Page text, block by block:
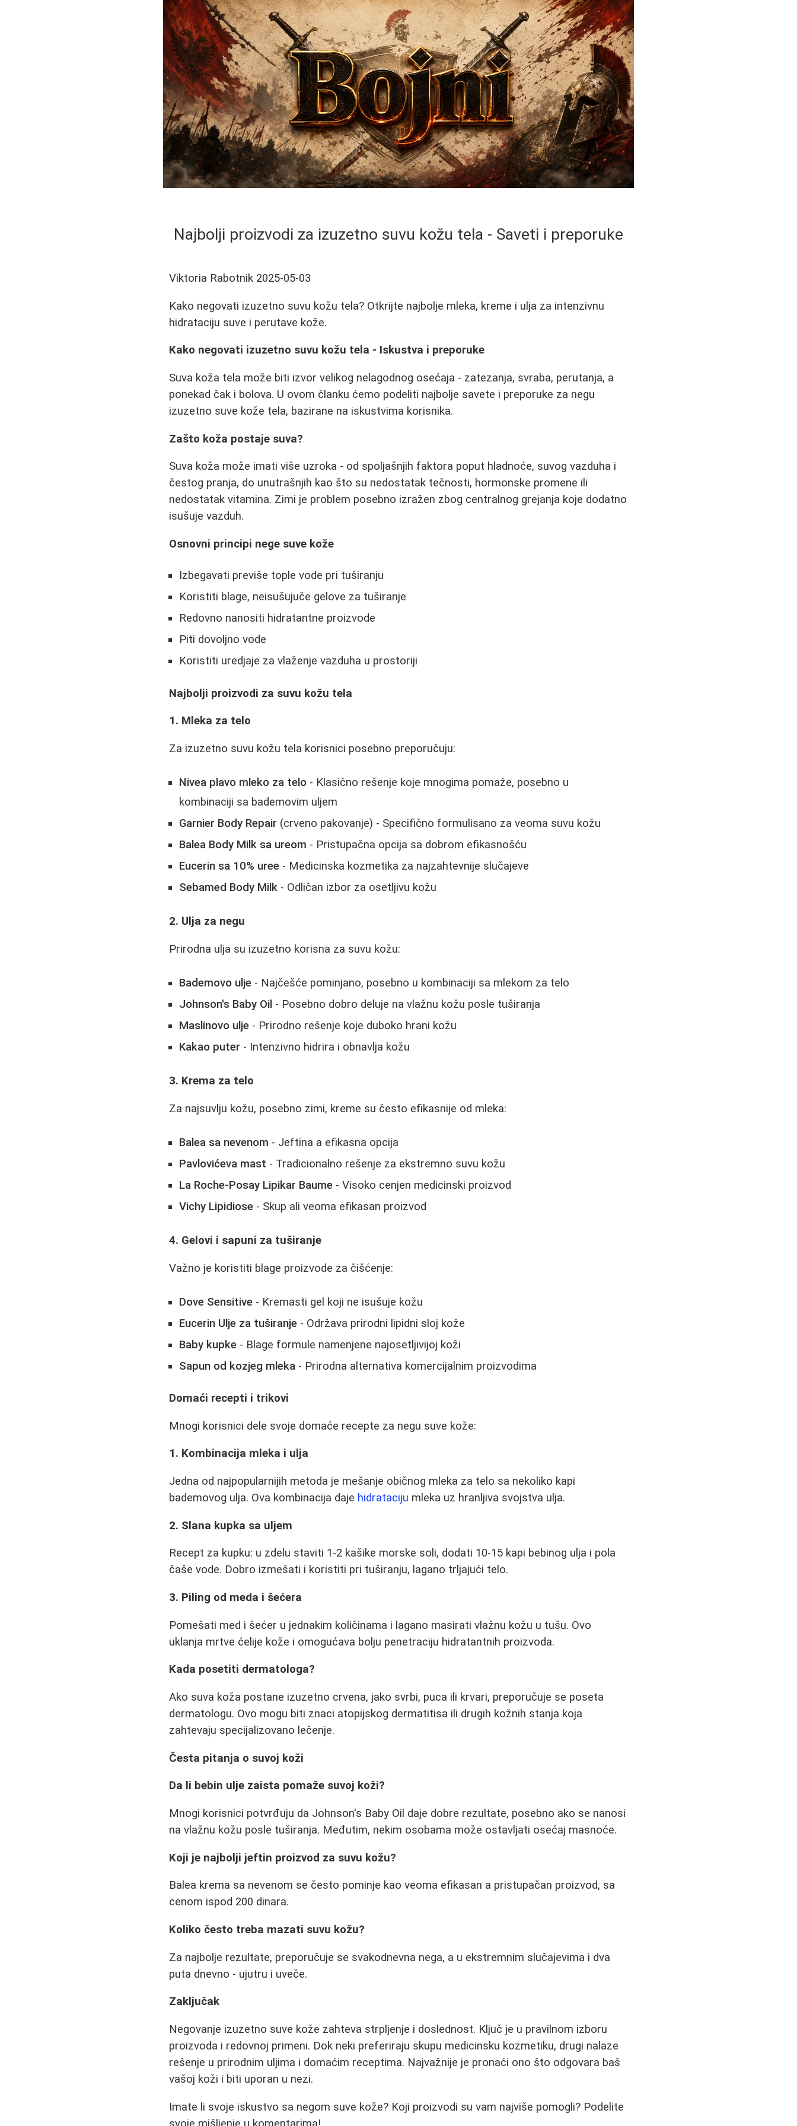
Najbolji proizvodi za izuzetno suvu kožu tela - Saveti i preporuke
Viktoria Rabotnik 2025-05-03
Kako negovati izuzetno suvu kožu tela? Otkrijte najbolje mleka, kreme i ulja za intenzivnu
hidrataciju suve i perutave kože.
Kako negovati izuzetno suvu kožu tela - Iskustva i preporuke
Suva koža tela može biti izvor velikog nelagodnog osećaja - zatezanja, svraba, perutanja, a
ponekad čak i bolova. U ovom članku ćemo podeliti najbolje savete i preporuke za negu
izuzetno suve kože tela, bazirane na iskustvima korisnika.
Zašto koža postaje suva?
Suva koža može imati više uzroka - od spoljašnjih faktora poput hladnoće, suvog vazduha i
čestog pranja, do unutrašnjih kao što su nedostatak tečnosti, hormonske promene ili
nedostatak vitamina. Zimi je problem posebno izražen zbog centralnog grejanja koje dodatno
isušuje vazduh.
Osnovni principi nege suve kože
Izbegavati previše tople vode pri tuširanju
Koristiti blage, neisušujuče gelove za tuširanje
Redovno nanositi hidratantne proizvode
Piti dovoljno vode
Koristiti uredjaje za vlaženje vazduha u prostoriji
Najbolji proizvodi za suvu kožu tela
1. Mleka za telo
Za izuzetno suvu kožu tela korisnici posebno preporučuju:
Nivea plavo mleko za telo - Klasično rešenje koje mnogima pomaže, posebno u
kombinaciji sa bademovim uljem
Garnier Body Repair (crveno pakovanje) - Specifično formulisano za veoma suvu kožu
Balea Body Milk sa ureom - Pristupačna opcija sa dobrom efikasnošću
Eucerin sa 10% uree - Medicinska kozmetika za najzahtevnije slučajeve
Sebamed Body Milk - Odličan izbor za osetljivu kožu
2. Ulja za negu
Prirodna ulja su izuzetno korisna za suvu kožu:
Bademovo ulje - Najčešće pominjano, posebno u kombinaciji sa mlekom za telo
Johnson's Baby Oil - Posebno dobro deluje na vlažnu kožu posle tuširanja
Maslinovo ulje - Prirodno rešenje koje duboko hrani kožu
Kakao puter - Intenzivno hidrira i obnavlja kožu
3. Krema za telo
Za najsuvlju kožu, posebno zimi, kreme su često efikasnije od mleka:
Balea sa nevenom - Jeftina a efikasna opcija
Pavlovićeva mast - Tradicionalno rešenje za ekstremno suvu kožu
La Roche-Posay Lipikar Baume - Visoko cenjen medicinski proizvod
Vichy Lipidiose - Skup ali veoma efikasan proizvod
4. Gelovi i sapuni za tuširanje
Važno je koristiti blage proizvode za čišćenje:
Dove Sensitive - Kremasti gel koji ne isušuje kožu
Eucerin Ulje za tuširanje - Održava prirodni lipidni sloj kože
Baby kupke - Blage formule namenjene najosetljivijoj koži
Sapun od kozjeg mleka - Prirodna alternativa komercijalnim proizvodima
Domaći recepti i trikovi
Mnogi korisnici dele svoje domaće recepte za negu suve kože:
1. Kombinacija mleka i ulja
Jedna od najpopularnijih metoda je mešanje običnog mleka za telo sa nekoliko kapi
bademovog ulja. Ova kombinacija daje hidrataciju mleka uz hranljiva svojstva ulja.
2. Slana kupka sa uljem
Recept za kupku: u zdelu staviti 1-2 kašike morske soli, dodati 10-15 kapi bebinog ulja i pola
čaše vode. Dobro izmešati i koristiti pri tuširanju, lagano trljajući telo.
3. Piling od meda i šećera
Pomešati med i šećer u jednakim količinama i lagano masirati vlažnu kožu u tušu. Ovo
uklanja mrtve ćelije kože i omogućava bolju penetraciju hidratantnih proizvoda.
Kada posetiti dermatologa?
Ako suva koža postane izuzetno crvena, jako svrbi, puca ili krvari, preporučuje se poseta
dermatologu. Ovo mogu biti znaci atopijskog dermatitisa ili drugih kožnih stanja koja
zahtevaju specijalizovano lečenje.
Česta pitanja o suvoj koži
Da li bebin ulje zaista pomaže suvoj koži?
Mnogi korisnici potvrđuju da Johnson's Baby Oil daje dobre rezultate, posebno ako se nanosi
na vlažnu kožu posle tuširanja. Međutim, nekim osobama može ostavljati osećaj masnoće.
Koji je najbolji jeftin proizvod za suvu kožu?
Balea krema sa nevenom se često pominje kao veoma efikasan a pristupačan proizvod, sa
cenom ispod 200 dinara.
Koliko često treba mazati suvu kožu?
Za najbolje rezultate, preporučuje se svakodnevna nega, a u ekstremnim slučajevima i dva
puta dnevno - ujutru i uveče.
Zaključak
Negovanje izuzetno suve kože zahteva strpljenje i doslednost. Ključ je u pravilnom izboru
proizvoda i redovnoj primeni. Dok neki preferiraju skupu medicinsku kozmetiku, drugi nalaze
rešenje u prirodnim uljima i domaćim receptima. Najvažnije je pronaći ono što odgovara baš
vašoj koži i biti uporan u nezi.
Imate li svoje iskustvo sa negom suve kože? Koji proizvodi su vam najviše pomogli? Podelite